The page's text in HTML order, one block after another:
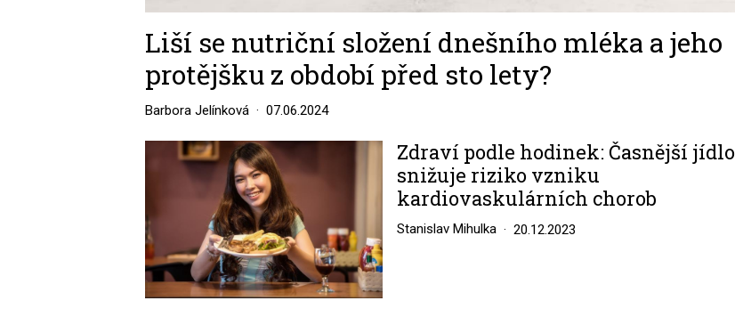
Liší se nutriční složení dnešního mléka a jeho
protějšku z období před sto lety?
Barbora Jelínková 07.06.2024
Image
Zdraví podle hodinek: Časnější jídlo
snižuje riziko vzniku
kardiovaskulárních chorob
Stanislav Mihulka 20.12.2023